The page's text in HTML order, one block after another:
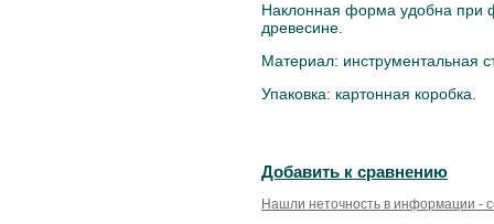
Наклонная форма удобна при
древесине.
Материал: инструментальная
Упаковка: картонная коробка.
Добавить к сравнению
Нашли неточность в информации -